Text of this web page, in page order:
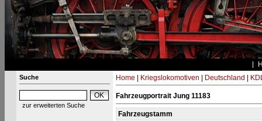
Suche
zur erweiterten Suche
Home Kriegslokomotiven Deutschland
Fahrzeugportrait Jung 11183
Fahrzeugstamm